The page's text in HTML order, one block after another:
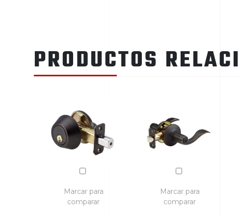
PRODUCTOS
Marcar para
comparar
Marcar para
comparar